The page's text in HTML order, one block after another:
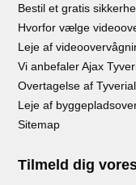
Bestil et gratis
Hvorfor vælge
Leje af
Vi anbefaler Ajax
Overtagelse af
Leje af
Sitemap
Tilmeld dig